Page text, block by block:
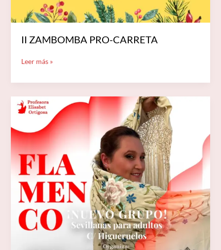
II ZAMBOMBA PRO-CARRETA
Leer más »
CLASES
DE
FLAMENCO